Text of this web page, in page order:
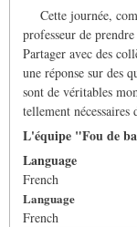
Cette journée,
professeur de
Partager avec des
une réponse sur des
sont de véritables
tellement
L'équipe "Fou de
Language
French
Language
French